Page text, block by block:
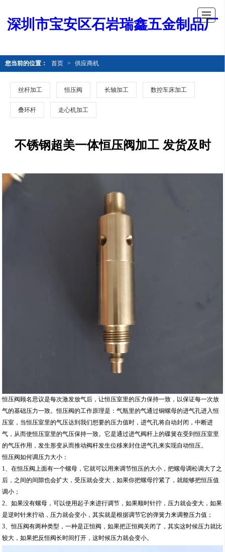
深圳市宝安区石岩瑞鑫五金制品厂
您当前的位置： 首页 > 供应商机
丝杆加工 恒压阀 长轴加工 数控车床加工
叠环杆 走心机加工
不锈钢超美一体恒压阀加工 发货及时
恒压阀顾名思议是每次激发放气后，让恒压室里的压力保持一致，以保证每一次放
气的基础压力一致。恒压阀的工作原理是：气瓶里的气通过铜螺母的进气孔进入恒
压室，当恒压室里的气压达到我们想要的压力值时，进气孔将自动封闭，中断进
气，从而使恒压室里的气压保持一致。它是通过进气阀杆上的碟簧在受到恒压室里
的气压作用，发生形变从而推动阀杆发生位移来封住进气孔来实现自动恒压。
恒压阀如何调压力大小：
1、在恒压阀上面有一个螺母，它就可以用来调节恒压的大小，把螺母调松调大了之
后，之间的间隙也会扩大，受压就会变大，如果你把螺母拧紧了，就能够把恒压值
调小；
2、如果没有螺母，可以使用起子来进行调节，如果顺时针拧，压力就会变大，如果
是逆时针来拧动，压力就会变小，其实就是根据调节它的弹簧力来调整压力值；
3、恒压阀有两种类型，一种是正恒阀，如果把正恒阀关闭了，其实这时候压力就比
较大，如果把反恒阀长时间打开，这时候压力就会变小。